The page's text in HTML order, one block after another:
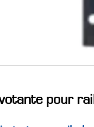
pour